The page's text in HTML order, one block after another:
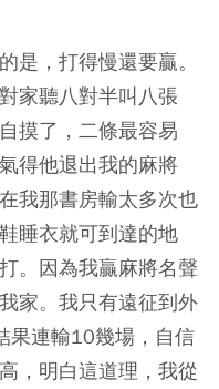
是，打得慢還要贏。
家聽八對半叫八張
摸了，二條最容易
得他退出我的麻將
我那書房輸太多次也
睡衣就可到達的地
。因為我贏麻將名聲
家。我只有遠征到外
果連輸10幾場，自信
，明白這道理，我從